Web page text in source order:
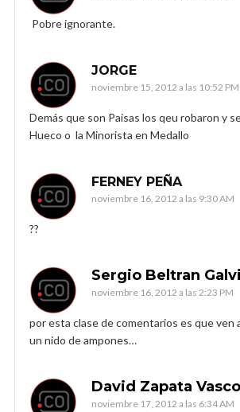
Pobre ignorante.
JORGE
noviembre 15, 2012 a las 10:52 PM
Demás que son Paisas los qeu robaron y
Hueco o la Minorista en Medallo
FERNEY PEÑA
noviembre 16, 2012 a las 9:30 AM
??
Sergio Beltran
noviembre 16, 2012 a las 2:23 PM
por esta clase de comentarios es que ven
un nido de ampones…
David Zapata Vasco
noviembre 17, 2012 a las 6:34 AM